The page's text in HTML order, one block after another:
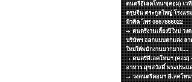
ดนตรีอีเลคโทนฯ(คอม) เวที
ตรุษจีน ตระกูลใหญ่ โรงแร
มิวสิค โทร 0867866022
ดนตรีงานเลี้ยงปีใหม่ ว
บริษัทฯ ออกแบบตกแต่ง ลา
ใหม่ให้พนักงานมากมาย....
ดนตรีอีเลคโทนฯ (คอม)
อาหาร สุขสวัสดิ์ พระประแ
วงดนตรีคอมฯ อีเลคโทน